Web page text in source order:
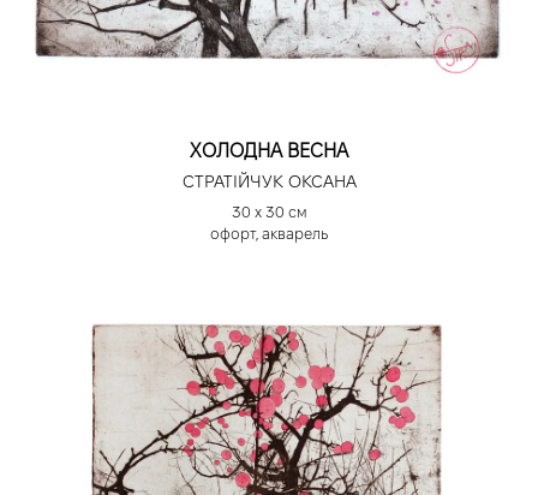
ХОЛОДНА ВЕСНА
СТРАТІЙЧУК ОКСАНА
30 х 30 см
офорт, акварель